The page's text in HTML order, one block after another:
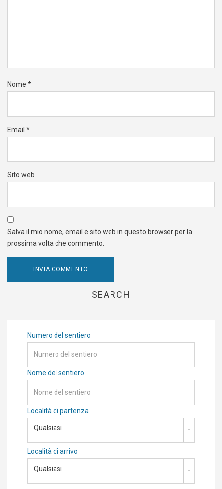
Nome *
Email *
Sito web
Salva il mio nome, email e sito web in questo browser per la
prossima volta che commento.
SEARCH
Numero del sentiero
Nome del sentiero
Località di partenza
Qualsiasi
Località di arrivo
Qualsiasi